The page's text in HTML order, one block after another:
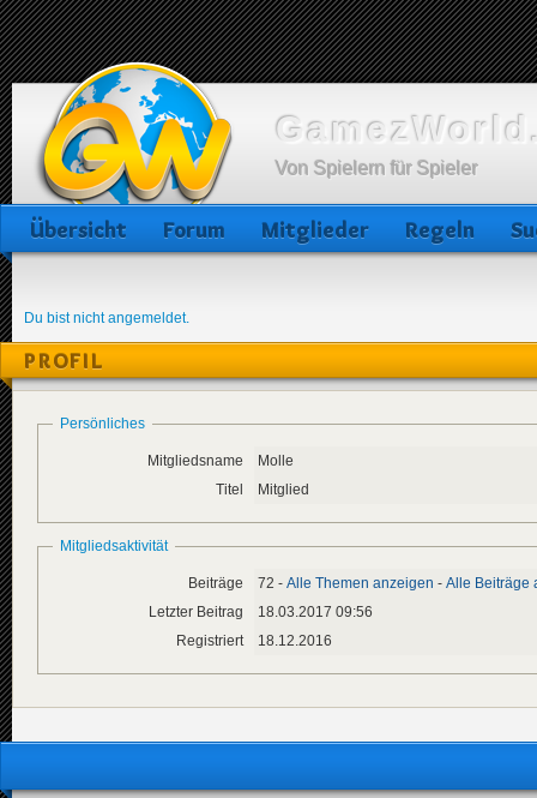
Von Spielern für Spieler
Übersicht Forum Mitglieder Regeln
Du bist nicht angemeldet.
PROFIL
Persönliches
Mitgliedsname
Molle
Titel
Mitglied
Mitgliedsaktivität
Beiträge 72 - Alle Themen anzeigen - Alle Beiträge
Letzter Beitrag
18.03.2017 09:56
Registriert
18.12.2016